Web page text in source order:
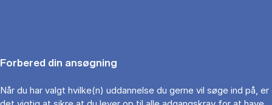
Forbered din ansøgning
Når du har valgt hvilke(n) uddannelse du gerne vil søge ind på, er